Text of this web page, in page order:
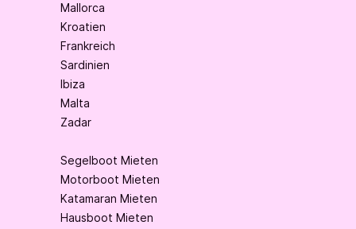
Mallorca
Kroatien
Frankreich
Sardinien
Ibiza
Malta
Zadar
Segelboot Mieten
Motorboot Mieten
Katamaran Mieten
Hausboot Mieten